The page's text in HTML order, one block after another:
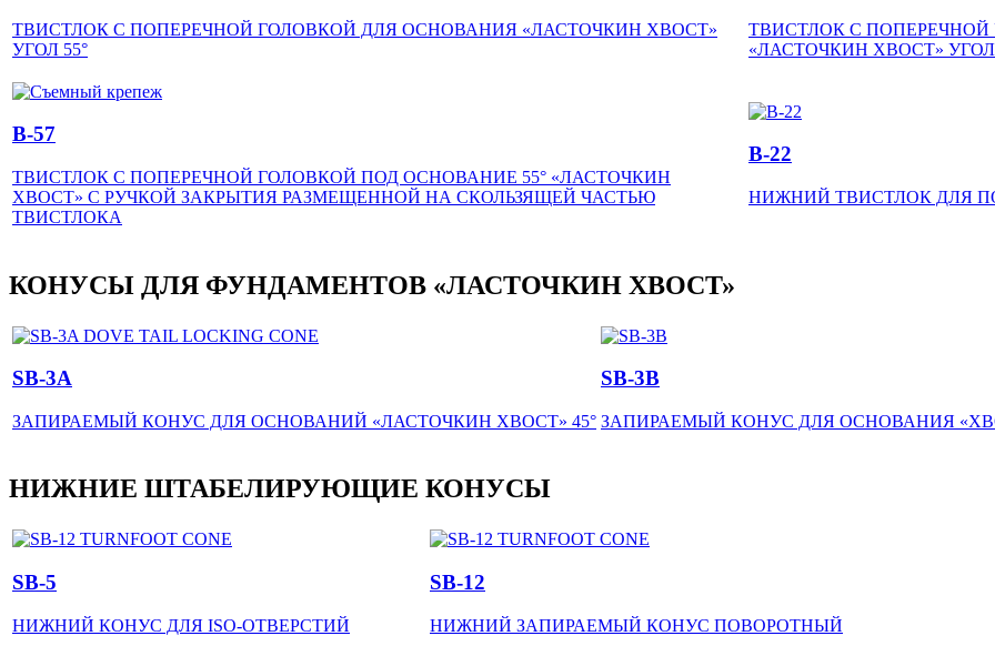
ТВИСТЛОК С ПОПЕРЕЧНОЙ ГОЛОВКОЙ ДЛЯ ОСНОВАНИЯ «ЛАСТОЧКИН ХВОСТ»
УГОЛ 55°
ТВИСТЛОК С
«ЛАСТОЧКИН ХВОСТ» УГОЛ
B-57
ТВИСТЛОК С ПОПЕРЕЧНОЙ ГОЛОВКОЙ ПОД ОСНОВАНИЕ 55° «ЛАСТОЧКИН
ХВОСТ» С РУЧКОЙ ЗАКРЫТИЯ РАЗМЕЩЕННОЙ НА СКОЛЬЗЯЩЕЙ ЧАСТЬЮ
ТВИСТЛОКА
B-22
НИЖНИЙ ТВИСТЛОК ДЛЯ
КОНУСЫ ДЛЯ ФУНДАМЕНТОВ «ЛАСТОЧКИН ХВОСТ»
SB-3A
ЗАПИРАЕМЫЙ КОНУС ДЛЯ ОСНОВАНИЙ «ЛАСТОЧКИН ХВОСТ» 45°
SB-3B
ЗАПИРАЕМЫЙ КОНУС ДЛЯ ОСНОВАНИЯ
НИЖНИЕ ШТАБЕЛИРУЮЩИЕ КОНУСЫ
SB-5
НИЖНИЙ КОНУС ДЛЯ ISO-ОТВЕРСТИЙ
SB-12
НИЖНИЙ ЗАПИРАЕМЫЙ КОНУС ПОВОРОТНЫЙ